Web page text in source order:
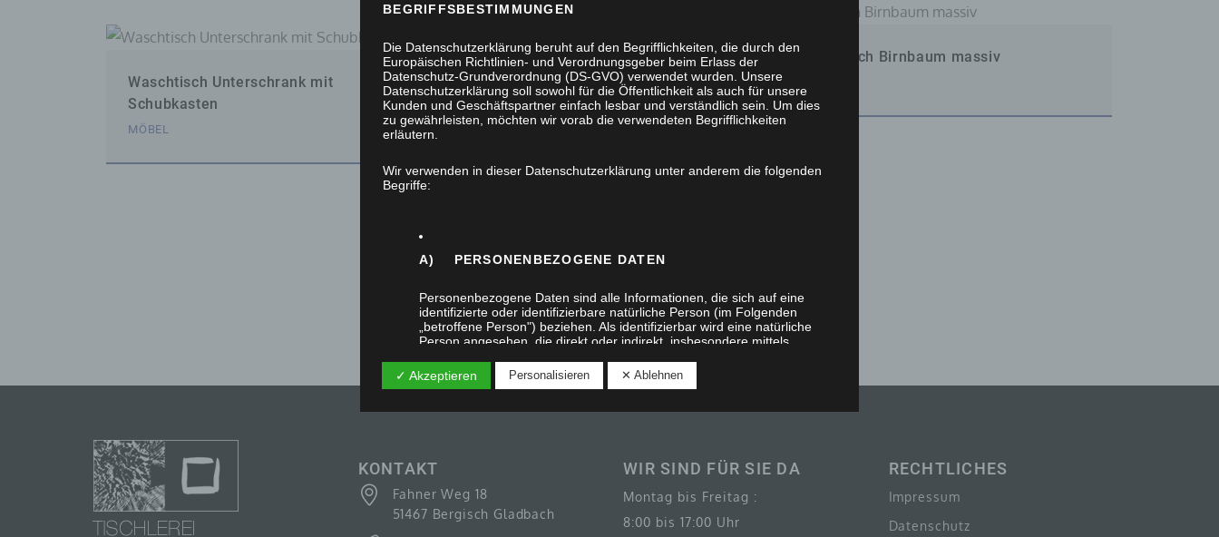
Waschtischunterschrank mit
lackierten Glasfronten, beleuchtet
MÖBEL
Esstisch Birnbaum massiv
Waschtisch Unterschrank mit
Schubkasten
MÖBEL
« 1 2 3 4 5
KONTAKT
Fahner Weg 18
51467 Bergisch Gladbach
WIR SIND FÜR SIE DA
Montag bis Freitag :
8:00 bis 17:00 Uhr
RECHTLICHES
Impressum
Datenschutz
BEGRIFFSBESTIMMUNGEN
Die Datenschutzerklärung beruht auf den Begrifflichkeiten, die durch den
Europäischen Richtlinien- und Verordnungsgeber beim Erlass der
Datenschutz-Grundverordnung (DS-GVO) verwendet wurden. Unsere
Datenschutzerklärung soll sowohl für die Öffentlichkeit als auch für unsere
Kunden und Geschäftspartner einfach lesbar und verständlich sein. Um dies
zu gewährleisten, möchten wir vorab die verwendeten Begrifflichkeiten
erläutern.
Wir verwenden in dieser Datenschutzerklärung unter anderem die folgenden
Begriffe:
A) PERSONENBEZOGENE DATEN
Personenbezogene Daten sind alle Informationen, die sich auf eine
identifizierte oder identifizierbare natürliche Person (im Folgenden
„betroffene Person") beziehen. Als identifizierbar wird eine natürliche
Person angesehen, die direkt oder indirekt, insbesondere mittels
zu Standortdaten, zu einer Online-Kennung oder zu einem oder
mehreren besonderen Merkmalen, die Ausdruck der physischen,
oder sozialen Identität dieser natürlichen Person sind, identifiziert
B) BETROFFENE PERSON
✓ Akzeptieren Personalisieren ✕ Ablehnen